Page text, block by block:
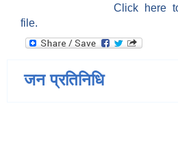
Click here
file.
जन प्रतिनिधि